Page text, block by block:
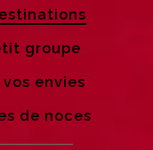
groupe
envies
de noces